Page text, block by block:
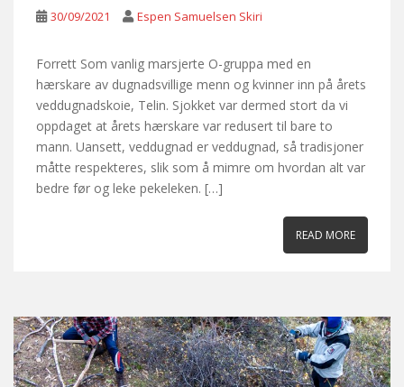
30/09/2021 Espen Samuelsen Skiri
Forrett Som vanlig marsjerte O-gruppa med en
hærskare av dugnadsvillige menn og kvinner inn på årets
veddugnadskoie, Telin. Sjokket var dermed stort da vi
oppdaget at årets hærskare var redusert til bare to
mann. Uansett, veddugnad er veddugnad, så tradisjoner
måtte respekteres, slik som å mimre om hvordan alt var
bedre før og leke pekeleken. […]
READ MORE